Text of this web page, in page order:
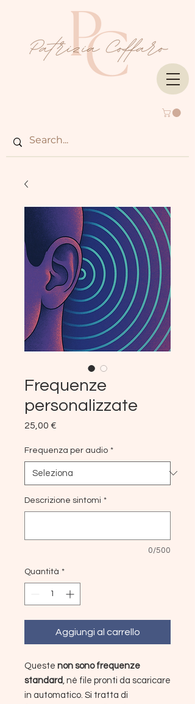
Frequenze
personalizzate
25,00 €
Frequenza per audio *
Descrizione sintomi *
0/500
Quantità *
Aggiungi al carrello
Queste non sono frequenze
standard , né file pronti da scaricare
in automatico. Si tratta di